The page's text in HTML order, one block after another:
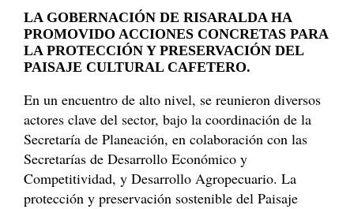
LA GOBERNACIÓN DE RISARALDA HA
PROMOVIDO ACCIONES CONCRETAS PARA
LA PROTECCIÓN Y PRESERVACIÓN DEL
PAISAJE CULTURAL CAFETERO.
En un encuentro de alto nivel, se reunieron diversos
actores clave del sector, bajo la coordinación de la
Secretaría de Planeación, en colaboración con las
Secretarías de Desarrollo Económico y
Competitividad, y Desarrollo Agropecuario. La
protección y preservación sostenible del Paisaje